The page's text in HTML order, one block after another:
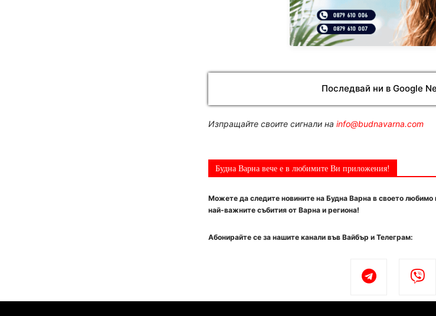
Последвай ни в Google
Изпращайте своите сигнали на info@budnavarna.com
Будна Варна вече е в любимите Ви приложения!
Можете да следите новините на Будна Варна в своето
най-важните събития от Варна и региона!
Абонирайте се за нашите канали във Вайбър и Телеграм: